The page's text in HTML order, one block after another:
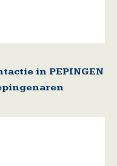
in PEPINGEN